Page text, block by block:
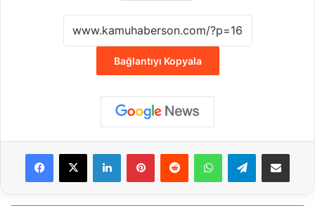
Bağlantıyı Kopyala
Facebook
X LinkedInPinterestReddit WhatsAppTelegramE-Posta ile